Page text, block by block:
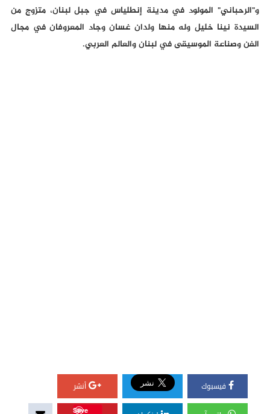
و"الرحباني" المولود في مدينة إنطلياس في جبل لبنان، متزوج من
السيدة نينا خليل وله منها ولدان غسان وجاد المعروفان في مجال
الفن وصناعة الموسيقى في لبنان والعالم العربي.
فيسبوك أنشر
Save